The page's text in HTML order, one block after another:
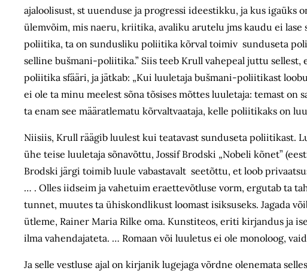
ajaloolisust, st uuenduse ja progressi ideestikku, ja kus
ülemvõim, mis naeru, kriitika, avaliku arutelu jms kaudu ei
poliitika, ta on sundusliku poliitika kõrval toimiv sunduseta
selline bušmani-poliitika.” Siis teeb Krull vahepeal juttu
poliitika sfääri, ja jätkab: „Kui luuletaja bušmani-poliitikast
ei ole ta minu meelest sõna tõsises mõttes luuletaja: temast
ta enam see määratlematu kõrvaltvaataja, kelle poliitikaks on
Niisiis, Krull räägib luulest kui teatavast sunduseta poliitikast.
ühe teise luuletaja sõnavõttu, Jossif Brodski „Nobeli kõnet”
Brodski järgi toimib luule vabastavalt seetõttu, et loob
… . Olles iidseim ja vahetuim eraettevõtluse vorm, ergutab ta
tunnet, muutes ta ühiskondlikust loomast isiksuseks. Jagada
ütleme, Rainer Maria Rilke oma. Kunstiteos, eriti kirjandus ja
ilma vahendajateta. … Romaan või luuletus ei ole monoloog,
Ja selle vestluse ajal on kirjanik lugejaga võrdne olenemata